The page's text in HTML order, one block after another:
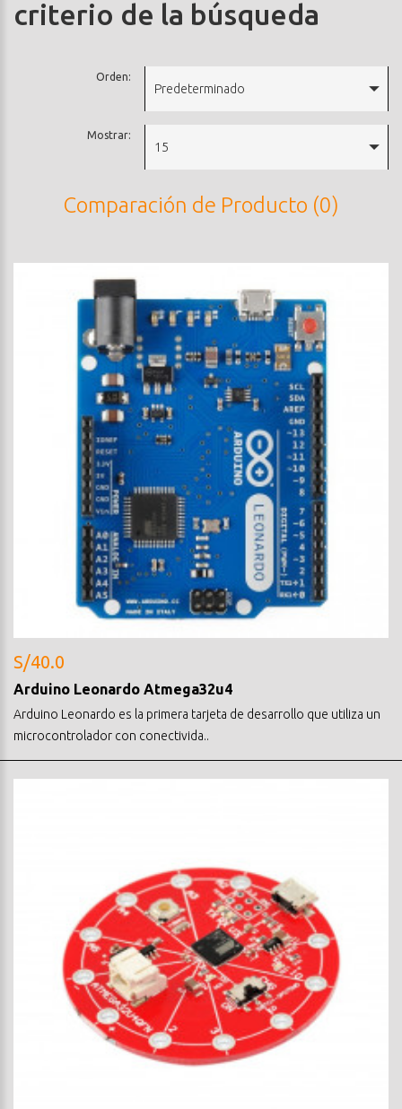
criterio de la búsqueda
Orden:
Predeterminado
Mostrar:
15
Comparación de Producto (0)
S/40.0
Arduino Leonardo Atmega32u4
Arduino Leonardo es la primera tarjeta de desarrollo que utiliza un
microcontrolador con conectivida..